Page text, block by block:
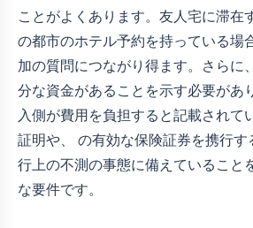
ことがよくあります。友人宅に滞在
の都市のホテル予約を持っている場
加の質問につながり得ます。さらに
分な資金があることを示す必要があ
入側が費用を負担すると記載されて
証明や、
の有効な保険証券を携行す
行上の不測の事態に備えていること
な要件です。